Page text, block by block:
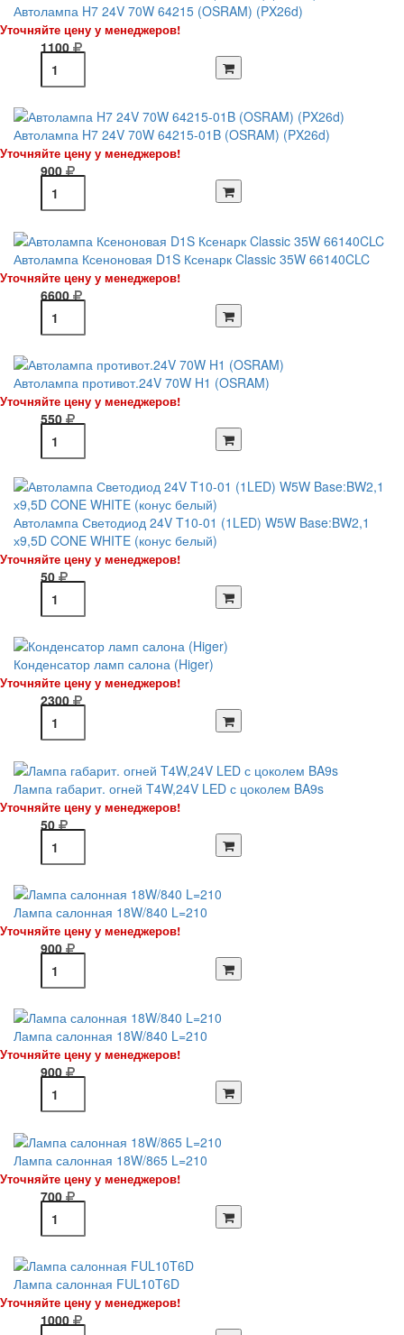
Автолампа H7 24V 70W 64215 (OSRAM) (PX26d)
Уточняйте цену у менеджеров!
1100
Автолампа H7 24V 70W 64215-01B (OSRAM) (PX26d)
Уточняйте цену у менеджеров!
900
Автолампа Ксеноновая D1S Ксенарк Classic 35W 66140CLC
Уточняйте цену у менеджеров!
6600
Автолампа противот.24V 70W H1 (OSRAM)
Уточняйте цену у менеджеров!
550
Автолампа Светодиод 24V T10-01 (1LED) W5W Base:BW2,1
х9,5D CONE WHITE (конус белый)
Уточняйте цену у менеджеров!
50
Конденсатор ламп салона (Higer)
Уточняйте цену у менеджеров!
2300
Лампа габарит. огней T4W,24V LED с цоколем BA9s
Уточняйте цену у менеджеров!
50
Лампа салонная 18W/840 L=210
Уточняйте цену у менеджеров!
900
Лампа салонная 18W/840 L=210
Уточняйте цену у менеджеров!
900
Лампа салонная 18W/865 L=210
Уточняйте цену у менеджеров!
700
Лампа салонная FUL10T6D
Уточняйте цену у менеджеров!
1000